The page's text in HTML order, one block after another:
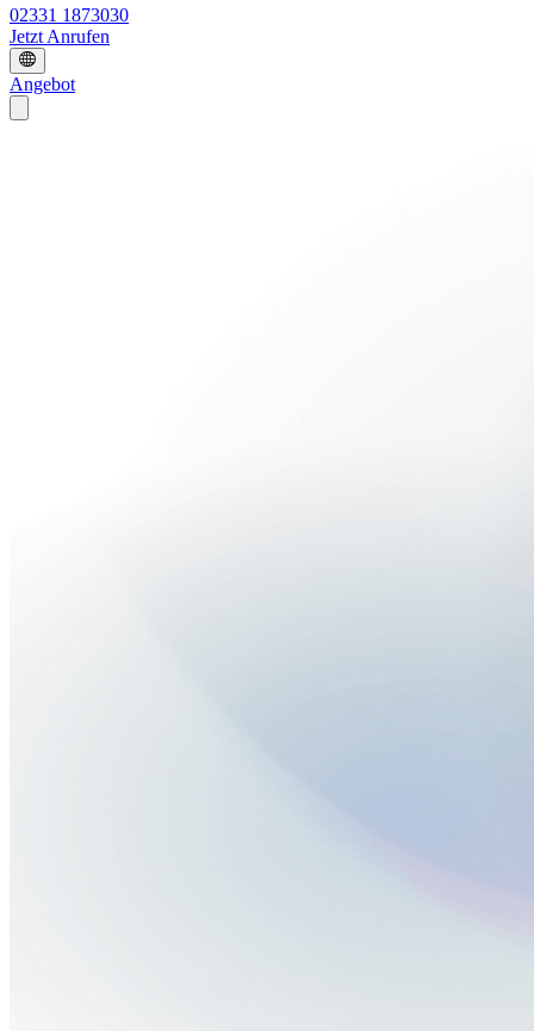
02331 1873030
Jetzt Anrufen
Angebot